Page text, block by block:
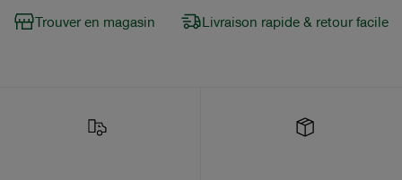
Trouver en magasin Livraison rapide & retour facile